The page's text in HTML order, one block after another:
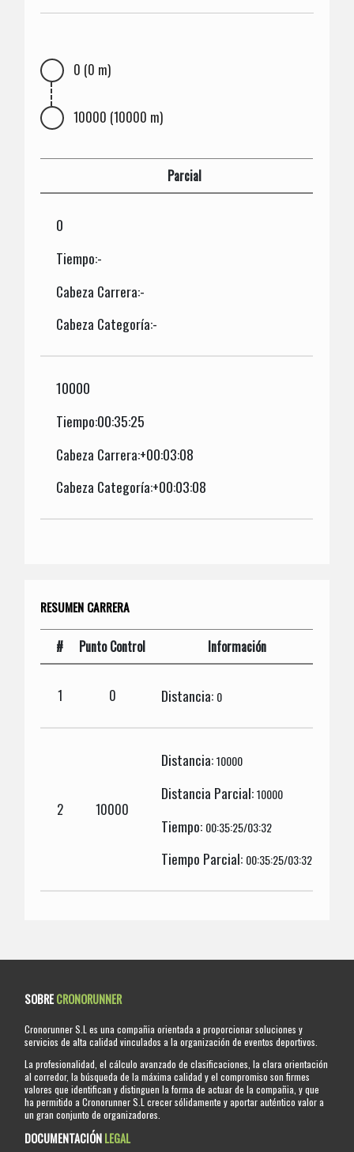
0 (0 m)
10000 (10000 m)
Parcial
0
Tiempo:-
Cabeza Carrera:-
Cabeza Categoría:-
10000
Tiempo:00:35:25
Cabeza Carrera:+00:03:08
Cabeza Categoría:+00:03:08
RESUMEN CARRERA
# Punto Control Información
1 0 Distancia: 0
2 10000
Distancia:10000
Distancia Parcial:10000
Tiempo: 00:35:25/03:32
Tiempo Parcial: 00:35:25/03:32
SOBRECRONORUNNER
Cronorunner S.L es una compañia orientada a proporcionar soluciones y
servicios de alta calidad vinculados a la organización de eventos deportivos.
La profesionalidad, el cálculo avanzado de clasificaciones, la clara orientación
al corredor, la búsqueda de la máxima calidad y el compromiso son firmes
valores que identifican y distinguen la forma de actuar de la compañia, y que
ha permitido a Cronorunner S.L crecer sólidamente y aportar auténtico valor a
un gran conjunto de organizadores.
DOCUMENTACIÓNLEGAL